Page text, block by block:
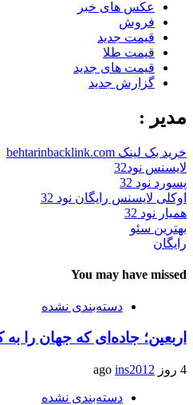
عکس های خبر
فروش
قیمت جدید
قیمت طلا
قیمت های جدید
گزارش جدید
مدیر :
خرید بک لینک behtarinbacklink.com
لایسنس نود32
پسورد نود 32
اوکلی لایسنس رایگان نود 32
همیار نود 32
بهترین سئو
رایگان
You may have missed
دسته‌بندی نشده
اربعین؛ جاده‌ای که جهان را به
4 روز ago ins2012
دسته‌بندی نشده